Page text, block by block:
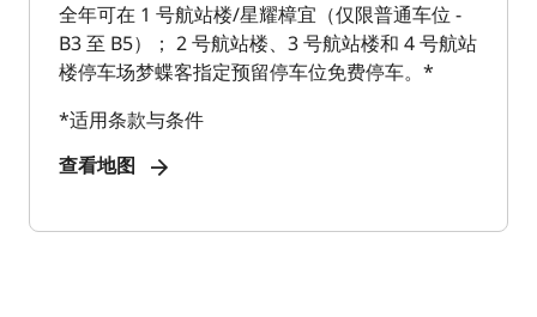
全年可在 1 号航站楼/星耀樟宜（仅限普通车位 -
B3 至 B5）； 2 号航站楼、3 号航站楼和 4 号航站
楼停车场梦蝶客指定预留停车位免费停车。*
*适用条款与条件
查看地图